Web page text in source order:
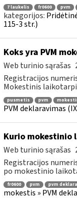
7 laukelis fr0600 pvm
kategorijos:
115-3 str.)
Koks yra PVM
Web turinio sąrašas
Registracijos
Mokestinis
pusmetis pvm
PVM deklaravimas
Kurio mokestinio
Web turinio sąrašas
Registracijos
po mokestinio
fr0600 pvm pvm
mokestis » PVM